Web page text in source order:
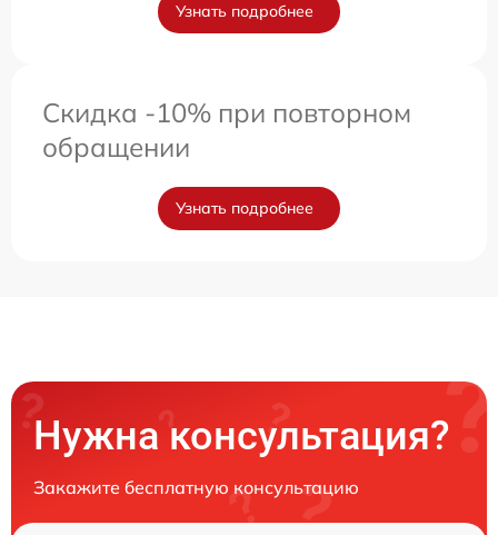
Узнать подробнее
Скидка -10% при повторном
обращении
Узнать подробнее
Нужна консультация?
Закажите бесплатную консультацию